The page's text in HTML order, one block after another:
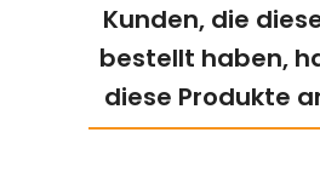
Kunden, die
bestellt haben,
diese Produkte